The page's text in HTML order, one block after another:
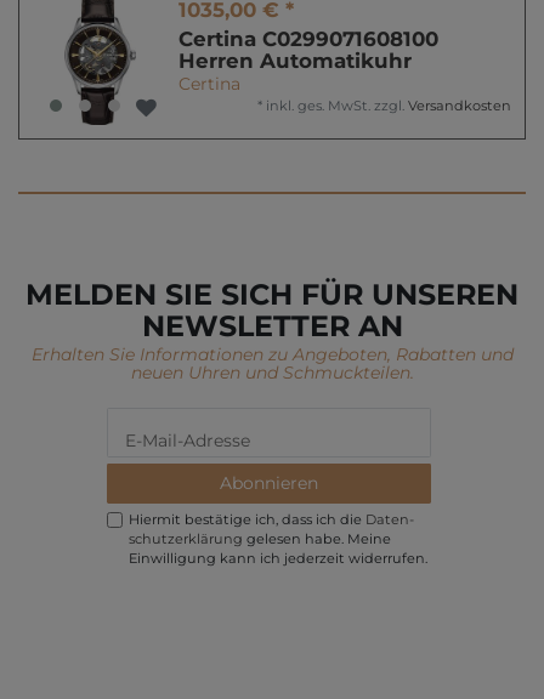
1035,00 € *
Certina C0299071608100
Herren Automatikuhr
Certina
* inkl. ges. MwSt. zzgl. Versandkosten
MELDEN SIE SICH FÜR UNSEREN
NEWSLETTER AN
Erhalten Sie Informationen zu Angeboten, Rabatten und
neuen Uhren und Schmuckteilen.
Abonnieren
Hiermit bestätige ich, dass ich die Daten­
schutz­erklärung gelesen habe. Meine
Einwilligung kann ich jederzeit widerrufen.